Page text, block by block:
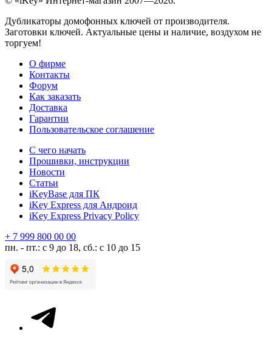
Дубликаторы домофонных ключей от производителя.
Заготовки ключей. Актуальные цены и наличие, воздухом не
торгуем!
О фирме
Контакты
Форум
Как заказать
Доставка
Гарантии
Пользовательское соглашение
С чего начать
Прошивки, инструкции
Новости
Статьи
iKeyBase для ПК
iKey Express для Андроид
iKey Express Privacy Policy
+ 7 999 800 00 00
пн. - пт.: с 9 до 18, сб.: с 10 до 15